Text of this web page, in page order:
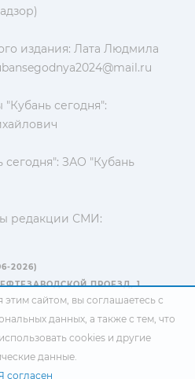
издания: Лата Людмила
"Кубань сегодня":
ЗАО "Кубань
редакции СМИ:
2026)
ПРОЕЗД, 1
сайтом, вы соглашаетесь с
данных, а также с тем, что
cookies и другие
данные.
согласен